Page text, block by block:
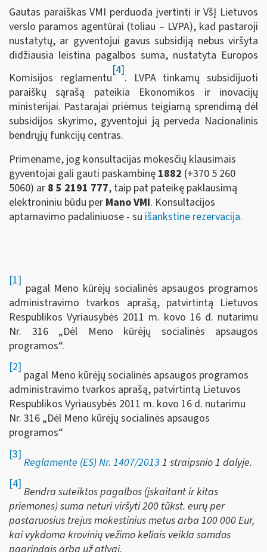
Gautas paraiškas VMI perduoda įvertinti ir VšĮ Lietuvos
verslo paramos agentūrai (toliau – LVPA), kad pastaroji
nustatytų, ar gyventojui gavus subsidiją nebus viršyta
didžiausia leistina pagalbos suma, nustatyta Europos
Komisijos reglamentu
[4]
. LVPA tinkamų subsidijuoti
paraiškų sąrašą pateikia Ekonomikos ir inovacijų
ministerijai. Pastarajai priėmus teigiamą sprendimą dėl
subsidijos skyrimo, gyventojui ją perveda Nacionalinis
bendrųjų funkcijų centras.
Primename, jog konsultacijas mokesčių klausimais
gyventojai gali gauti paskambinę 1882 (+370 5 260
5060) ar 8 5 2191 777, taip pat pateikę paklausimą
elektroniniu būdu per Mano VMI. Konsultacijos
aptarnavimo padaliniuose - su išankstine rezervacija.
[1]
pagal Meno kūrėjų socialinės apsaugos programos
administravimo tvarkos aprašą, patvirtintą Lietuvos
Respublikos Vyriausybės 2011 m. kovo 16 d. nutarimu
Nr. 316 „Dėl Meno kūrėjų socialinės apsaugos
programos“.
[2]
pagal Meno kūrėjų socialinės apsaugos programos
administravimo tvarkos aprašą, patvirtintą Lietuvos
Respublikos Vyriausybės 2011 m. kovo 16 d. nutarimu
Nr. 316 „Dėl Meno kūrėjų socialinės apsaugos
programos“
[3]
Reglamente (ES) Nr. 1407/20131 straipsnio 1 dalyje.
[4]
Bendra suteiktos pagalbos (įskaitant ir kitas
priemones) suma neturi viršyti 200 tūkst. eurų per
pastaruosius trejus mokestinius metusarba 100 000 Eur,
kai vykdoma krovinių vežimo keliais veikla samdos